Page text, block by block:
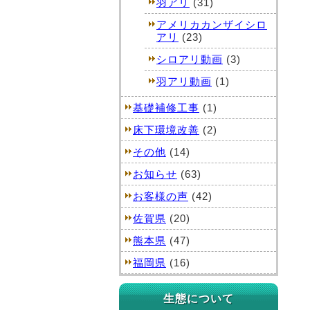
羽アリ
(31)
アメリカカンザイシロ
アリ
(23)
シロアリ動画 (3)
羽アリ動画 (1)
基礎補修工事 (1)
床下環境改善 (2)
その他 (14)
お知らせ (63)
お客様の声 (42)
佐賀県 (20)
熊本県 (47)
福岡県 (16)
生態について